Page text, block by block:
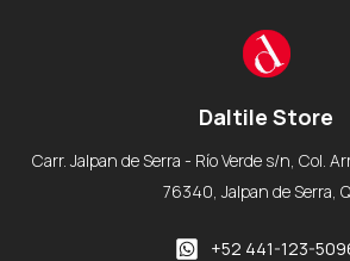
Daltile Store
Carr. Jalpan de Serra - Río Verde s/n, Col.
76340, Jalpan de Serra,
+52 441-123-